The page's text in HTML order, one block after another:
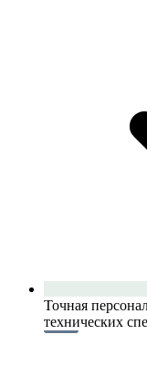
Точная
технических